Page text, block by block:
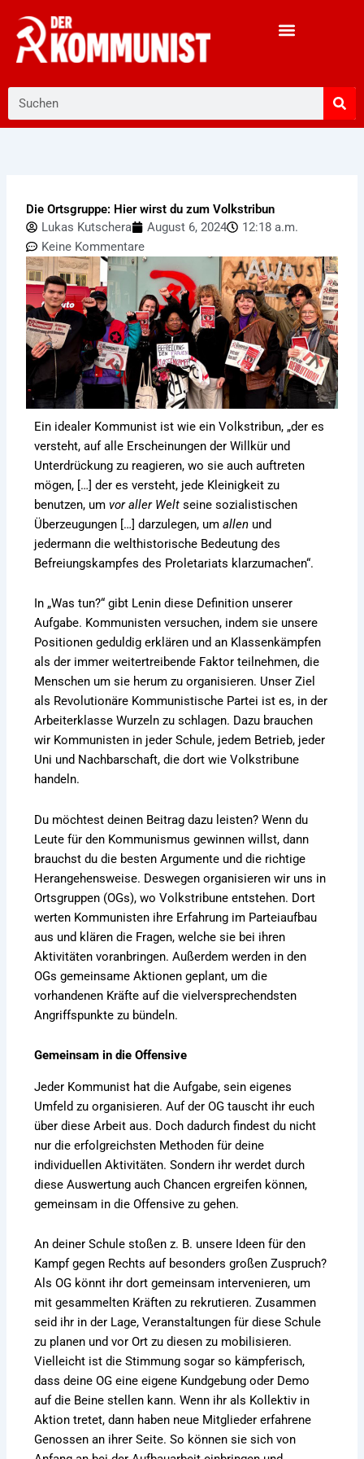
Inhalt
springen
Die Ortsgruppe: Hier wirst du zum Volkstribun
Lukas Kutschera
August 6, 2024
12:18 a.m.
Keine Kommentare
Ein idealer Kommunist ist wie ein Volkstribun, „der es
versteht, auf alle Erscheinungen der Willkür und
Unterdrückung zu reagieren, wo sie auch auftreten
mögen, […] der es versteht, jede Kleinigkeit zu
benutzen, um vor aller Welt seine sozialistischen
Überzeugungen […] darzulegen, umallen und
jedermann die welthistorische Bedeutung des
Befreiungskampfes des Proletariats klarzumachen“.
In „Was tun?“ gibt Lenin diese Definition unserer
Aufgabe. Kommunisten versuchen, indem sie unsere
Positionen geduldig erklären und an Klassenkämpfen
als der immer weitertreibende Faktor teilnehmen, die
Menschen um sie herum zu organisieren. Unser Ziel
als Revolutionäre Kommunistische Partei ist es, in der
Arbeiterklasse Wurzeln zu schlagen. Dazu brauchen
wir Kommunisten in jeder Schule, jedem Betrieb, jeder
Uni und Nachbarschaft, die dort wie Volkstribune
handeln.
Du möchtest deinen Beitrag dazu leisten? Wenn du
Leute für den Kommunismus gewinnen willst, dann
brauchst du die besten Argumente und die richtige
Herangehensweise. Deswegen organisieren wir uns in
Ortsgruppen (OGs), wo Volkstribune entstehen. Dort
werten Kommunisten ihre Erfahrung im Parteiaufbau
aus und klären die Fragen, welche sie bei ihren
Aktivitäten voranbringen. Außerdem werden in den
OGs gemeinsame Aktionen geplant, um die
vorhandenen Kräfte auf die vielversprechendsten
Angriffspunkte zu bündeln.
Gemeinsam in die Offensive
Jeder Kommunist hat die Aufgabe, sein eigenes
Umfeld zu organisieren. Auf der OG tauscht ihr euch
über diese Arbeit aus. Doch dadurch findest du nicht
nur die erfolgreichsten Methoden für deine
individuellen Aktivitäten. Sondern ihr werdet durch
diese Auswertung auch Chancen ergreifen können,
gemeinsam in die Offensive zu gehen.
An deiner Schule stoßen z. B. unsere Ideen für den
Kampf gegen Rechts auf besonders großen Zuspruch?
Als OG könnt ihr dort gemeinsam intervenieren, um
mit gesammelten Kräften zu rekrutieren. Zusammen
seid ihr in der Lage, Veranstaltungen für diese Schule
zu planen und vor Ort zu diesen zu mobilisieren.
Vielleicht ist die Stimmung sogar so kämpferisch,
dass deine OG eine eigene Kundgebung oder Demo
auf die Beine stellen kann. Wenn ihr als Kollektiv in
Aktion tretet, dann haben neue Mitglieder erfahrene
Genossen an ihrer Seite. So können sie sich von